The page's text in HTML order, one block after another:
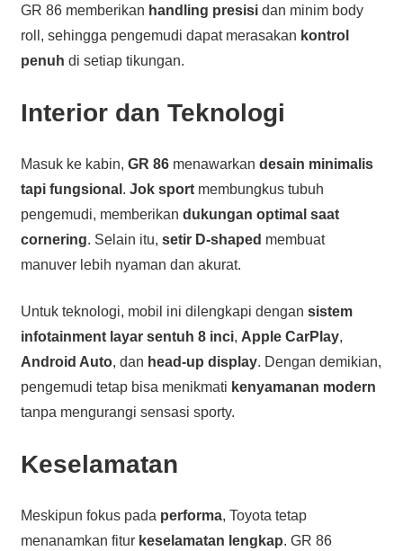
GR 86 memberikan handling presisidan minim body
roll, sehingga pengemudi dapat merasakan kontrol
penuh di setiap tikungan.
Interior dan Teknologi
Masuk ke kabin, GR 86menawarkan desain minimalis
tapi fungsional . Jok sportmembungkus tubuh
pengemudi, memberikan dukungan optimal saat
cornering. Selain itu, setir D-shaped membuat
manuver lebih nyaman dan akurat.
Untuk teknologi, mobil ini dilengkapi dengan sistem
infotainment layar sentuh 8 inci, Apple CarPlay,
Android Auto, dan head-up display. Dengan demikian,
pengemudi tetap bisa menikmati kenyamanan modern
tanpa mengurangi sensasi sporty.
Keselamatan
Meskipun fokus pada performa, Toyota tetap
menanamkan fitur keselamatan lengkap. GR 86